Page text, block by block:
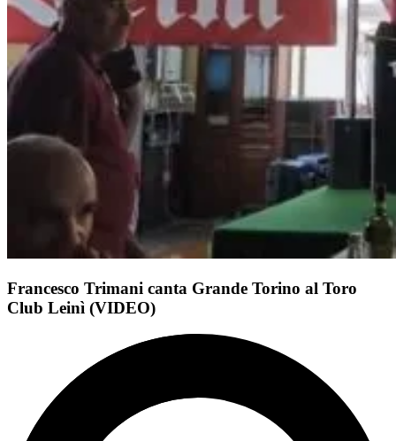
Francesco Trimani canta Grande Torino al Toro
Club Leinì (VIDEO)